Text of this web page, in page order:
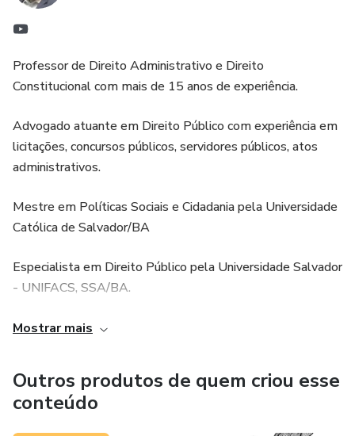
Professor de Direito Administrativo e Direito
Constitucional com mais de 15 anos de experiência.
Advogado atuante em Direito Público com experiência em
licitações, concursos públicos, servidores públicos, atos
administrativos.
Mestre em Políticas Sociais e Cidadania pela Universidade
Católica de Salvador/BA
Especialista em Direito Público pela Universidade Salvador
- UNIFACS, SSA/BA.
Linkedin: Tiago Correia Schubach de Oliveira
Twitter: @Tiagoschubach
Mostrar mais
Outros produtos de quem criou esse
conteúdo